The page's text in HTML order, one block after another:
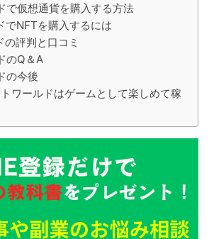
で仮想通貨を購入する方法
でNFTを購入するには
評判と口コミ
のQ＆A
の今後
ワールドはゲームとして楽しめて稼